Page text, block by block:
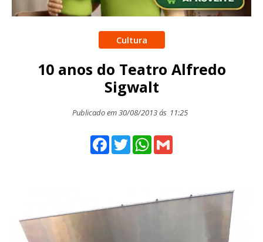
Cultura
10 anos do Teatro Alfredo
Sigwalt
Publicado em 30/08/2013 ás 11:25
Facebook
TwitterWhatsApp